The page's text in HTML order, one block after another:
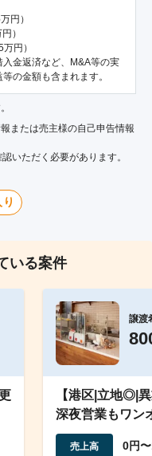
円）
）
円）
入金返済など、M&A等の実
の金額も含まれます。
または売主様の自己申告情報
いただく必要があります。
いる案件
譲渡
【港区|立地◎|
深夜営業もワン
舗｜インバウン
売上高 0円